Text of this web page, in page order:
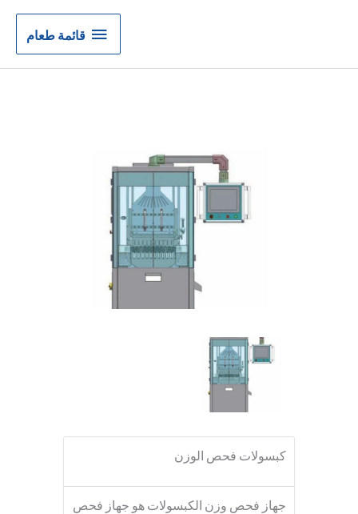
قائمة
طعام
قائمة طعام
كبسولات فحص الوزن
جهاز فحص وزن الكبسولات هو جهاز فحص